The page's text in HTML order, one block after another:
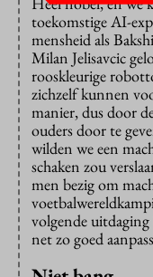
toekomstige AI-
mensheid als
Milan Jelisavcic
rooskleurige
zichzelf kunnen
manier, dus door
ouders door te
wilden we een
schaken zou
men bezig om
volgende uitdaging
net zo goed